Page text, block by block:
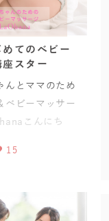
めてのベビー
スター
んとママのため
ベビーマッサー
こんにち
ベビー
15